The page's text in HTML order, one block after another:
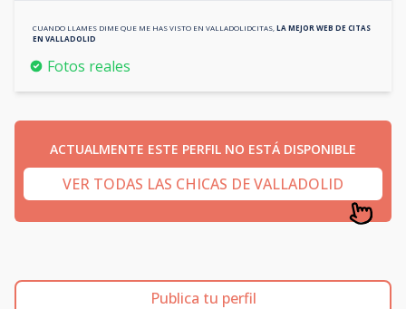
CUANDO LLAMES DIME QUE ME HAS VISTO EN VALLADOLIDCITAS LA MEJOR WEB DE CITAS
EN VALLADOLID
Fotos reales
ACTUALMENTE ESTE PERFIL NO ESTÁ DISPONIBLE
VER TODAS LAS CHICAS DE VALLADOLID
Publica tu perfil